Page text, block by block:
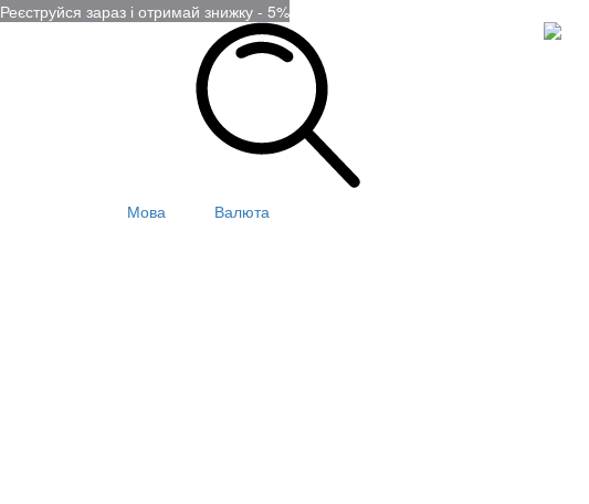
Реєструйся зараз і отримай знижку - 5%
Мова Валюта